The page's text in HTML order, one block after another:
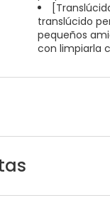
translúcido
pequeños
con limpiarla